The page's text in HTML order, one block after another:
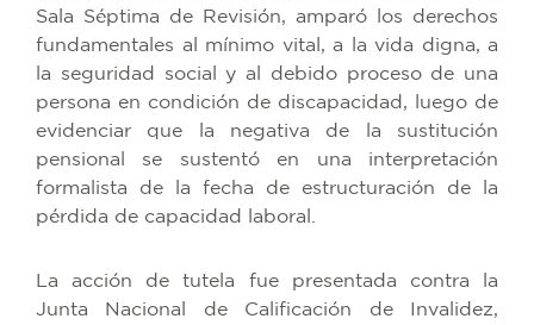
Sala Séptima de Revisión, amparó los derechos
fundamentales al mínimo vital, a la vida digna, a
la seguridad social y al debido proceso de una
persona en condición de discapacidad, luego de
evidenciar que la negativa de la sustitución
pensional se sustentó en una interpretación
formalista de la fecha de estructuración de la
pérdida de capacidad laboral.
La acción de tutela fue presentada contra la
Junta Nacional de Calificación de Invalidez,